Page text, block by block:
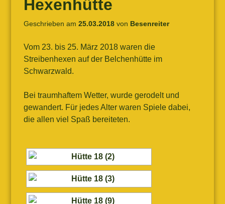
Hexenhütte
Geschrieben am 25.03.2018von Besenreiter
Vom 23. bis 25. März 2018 waren die
Streibenhexen auf der Belchenhütte im
Schwarzwald.
Bei traumhaftem Wetter, wurde gerodelt und
gewandert. Für jedes Alter waren Spiele dabei,
die allen viel Spaß bereiteten.